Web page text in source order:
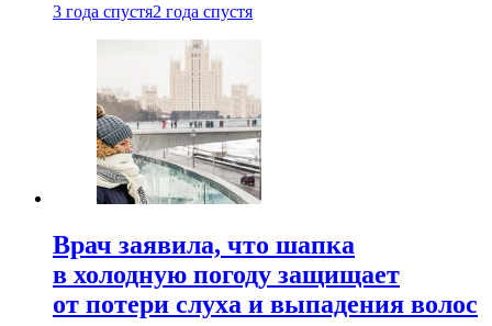
3 года спустя2 года спустя
Врач заявила, что шапка
в холодную погоду защищает
от потери слуха и выпадения волос